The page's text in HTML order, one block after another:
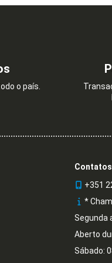
o país.
Contatos
+351
*
Segunda
Aberto
Sábado: